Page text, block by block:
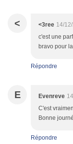
< <3ree 14/
c'est une
bravo pour
Répondre
E Evenreve
C'est
Bonne
Répondre